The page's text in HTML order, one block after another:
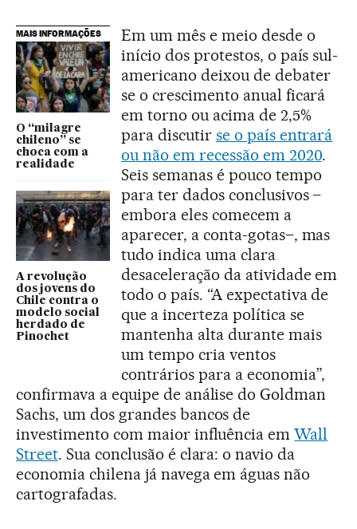
MAIS INFORMAÇÕES
O “milagre
chileno” se
choca com a
realidade
A revolução
dos jovens do
Chile contra o
modelo social
herdado de
Pinochet
Em um mês e meio desde o
início dos protestos, o país sul-
americano deixou de debater
se o crescimento anual ficará
em torno ou acima de 2,5%
para discutir se o país entrará
ou não em recessão em 2020.
Seis semanas é pouco tempo
para ter dados conclusivos –
embora eles comecem a
aparecer, a conta-gotas–, mas
tudo indica uma clara
desaceleração da atividade em
todo o país. “A expectativa de
que a incerteza política se
mantenha alta durante mais
um tempo cria ventos
contrários para a economia”,
confirmava a equipe de análise do Goldman
Sachs, um dos grandes bancos de
investimento com maior influência emWall
Street. Sua conclusão é clara: o navio da
economia chilena já navega em águas não
cartografadas.